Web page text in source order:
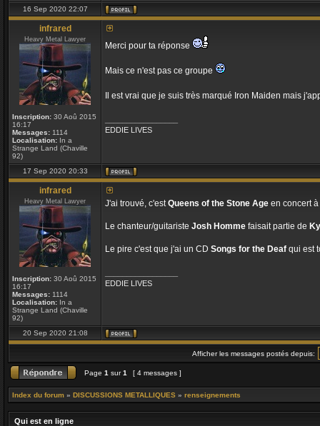
16 Sep 2020 22:07
infrared
Heavy Metal Lawyer
Inscription: 30 Aoû 2015
16:17
Messages: 1114
Localisation: In a
Strange Land (Chaville
92)
Merci pour ta réponse
Mais ce n'est pas ce groupe
Il est vrai que je suis très marqué Iron Maiden mais
EDDIE LIVES
17 Sep 2020 20:33
infrared
Heavy Metal Lawyer
Inscription: 30 Aoû 2015
16:17
Messages: 1114
Localisation: In a
Strange Land (Chaville
92)
J'ai trouvé, c'estQueens of the Stone Age en concert
Le chanteur/guitariste Josh Homme faisait partie de
Le pire c'est que j'ai un CD Songs for the Deaf qui est
EDDIE LIVES
20 Sep 2020 21:08
Afficher les messages postés depuis:
Page 1 sur1 [ 4 messages ]
Index du forum » DISCUSSIONS METALLIQUES » renseignements
Qui est en ligne